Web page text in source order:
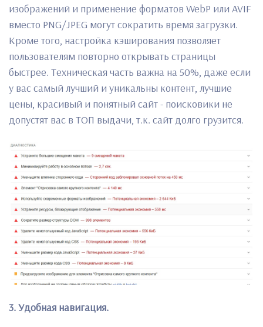
изображений и применение форматов WebP или AVIF
вместо PNG/JPEG могут сократить время загрузки.
Кроме того, настройка кэширования позволяет
пользователям повторно открывать страницы
быстрее. Техническая часть важна на 50%, даже если
у вас самый лучший и уникальны контент, лучшие
цены, красивый и понятный сайт - поисковики не
допустят вас в ТОП выдачи, т.к. сайт долго грузится.
3. Удобная навигация.